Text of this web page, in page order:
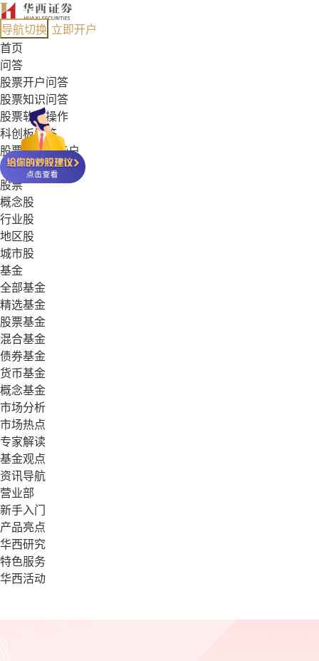
导航切换 立即开户
首页
问答
股票开户问答
股票知识问答
股票软件操作
科创板问答
股票能开哪些户
基金常见问答
股票
概念股
行业股
地区股
城市股
基金
全部基金
精选基金
股票基金
混合基金
债券基金
货币基金
概念基金
市场分析
市场热点
专家解读
基金观点
资讯导航
营业部
新手入门
产品亮点
华西研究
特色服务
华西活动